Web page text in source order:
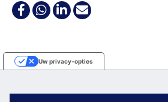
FacebookWhatsApp
Linkedin
E-
Uw privacy-opties